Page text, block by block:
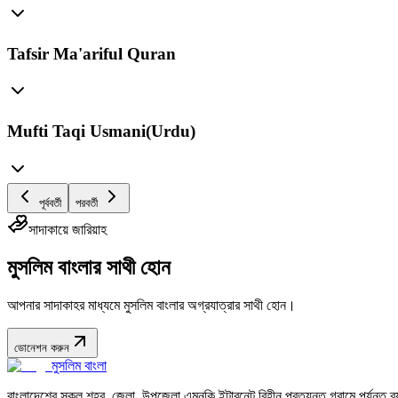
Tafsir Ma'ariful Quran
Mufti Taqi Usmani(Urdu)
পূর্ববর্তী পরবর্তী
সাদাকায়ে জারিয়াহ
মুসলিম বাংলার সাথী হোন
আপনার সাদাকাহর মাধ্যমে মুসলিম বাংলার অগ্রযাত্রার সাথী হোন।
ডোনেশন করুন
মুসলিম বাংলা